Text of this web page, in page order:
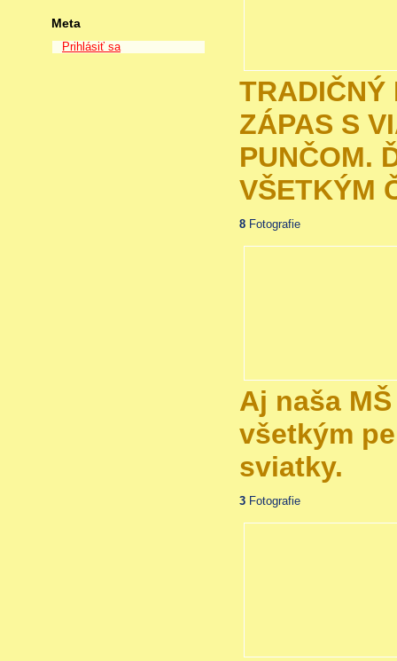
Meta
Prihlásiť sa
TRADIČNÝ
ZÁPAS S
PUNČOM.
VŠETKÝM
8 Fotografie
Aj naša
všetkým
sviatky.
3 Fotografie